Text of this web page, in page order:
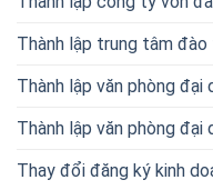
Thành lập trung tâm
Thành lập văn phòng đại
Thành lập văn phòng
Thay đổi đăng ký kinh